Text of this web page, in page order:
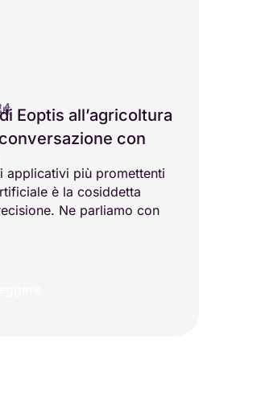
Eoptis all’agricoltura
con
applicativi più promettenti
è la cosiddetta
Ne parliamo con